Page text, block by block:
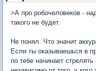
>А про робочеловеков -
такого не будет.
Не понял. Что значит
Если ты оказываешься в
по тебе начинает